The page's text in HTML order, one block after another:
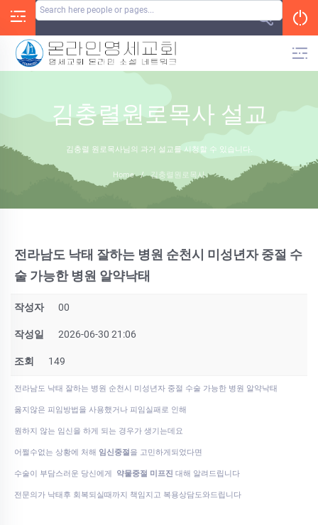
김충렬원로목사 설교
김충렬 원로목사님의 과거 설교를 시청할 수 있습니다.
Home / 김충렬원로목사
전라남도 낙태 잘하는 병원 순천시 미성년자 중절 수
술 가능한 병원 알약낙­태
작성자 00
작성일 2026-06-30 21:06
조회 149
전라남도 낙태 잘하는 병원 순천시 미성년자 중절 수술 가능한 병원 알약낙­태
옳지않은 피임방법을 사용했거나 피임실패로 인해
원하지 않는 임신을 하게 되는 경우가 생기는데요
어쩔수없는 상황에 처해 임신중절을 고민하게되었다면
수술이 부담스러운 당신에게 약물중절 미프진 대해 알려드립니다
전문의가 낙태후 회복되실때까지 책임지고 복용상담도와드립니다